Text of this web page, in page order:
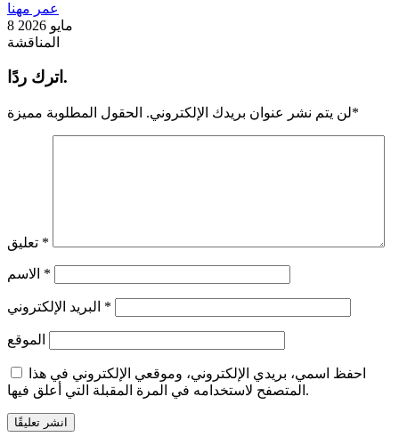
عمر مهنا
8 مايو 2026
المناقشة
اترك ردًا.
لن يتم نشر عنوان بريدك الإلكتروني. الحقول المطلوبة مميزة *
*
*
*
الموقع
احفظ اسمي، بريدي الإلكتروني، وموقعي الإلكتروني في هذا
المتصفح لاستخدامه في المرة المقبلة التي أعلق فيها.